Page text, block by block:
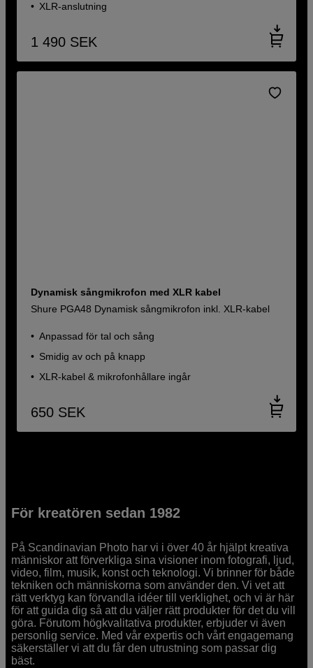
XLR-anslutning
1 490 SEK
Dynamisk sångmikrofon med XLR kabel
Shure PGA48 Dynamisk sångmikrofon inkl. XLR-kabel
Anpassad för tal och sång
Smidig av och på knapp
XLR-kabel & mikrofonhållare ingår
650 SEK
För kreatören sedan 1982
På Scandinavian Photo har vi i över 40 år hjälpt kreativa
människor att förverkliga sina visioner inom fotografi, ljud,
video, film, musik, konst och teknologi. Vi brinner för både
tekniken och människorna som använder den. Vi vet att
rätt verktyg kan förvandla idéer till verklighet, och vi är här
för att guida dig så att du väljer rätt produkter för det du vill
göra. Förutom högkvalitativa produkter, erbjuder vi även
personlig service. Med vår expertis och vårt engagemang
säkerställer vi att du får den utrustning som passar dig
bäst.